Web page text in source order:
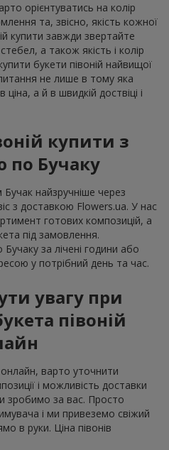
орієнтуватись на колір
та, звісно, якість кожної
купити завжди звертайте
а також якість і колір
букети півоній найвищої
не лише в тому яка
а й в швидкій доствіці і
купити з
по Бучаку
найзручніше через
з доставкою Flowers.ua. У нас
готових композицій, а
під замовлення.
Бучаку за лічені години або
у потрібний день та час.
увагу при
півоній
варто уточнити
і можливість доставки
зробимо за вас. Просто
і ми привеземо свіжий
в руки. Ціна півонів